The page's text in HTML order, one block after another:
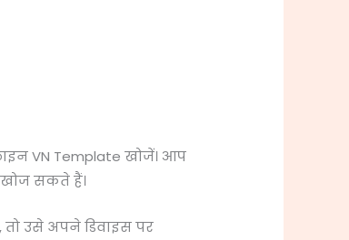
VN Template खोजें। आप
खोज सकते हैं।
तो उसे अपने डिवाइस पर